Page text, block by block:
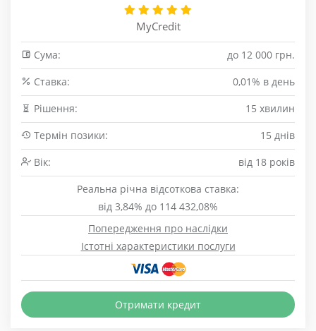
MyCredit
Сума:
до 12 000 грн.
Cтавка:
0,01% в день
Рішення:
15 хвилин
Термін позики:
15 днів
Вік:
від 18 років
Реальна річна відсоткова ставка:
від 3,84% до 114 432,08%
Попередження про наслідки
Істотні характеристики послуги
Отримати кредит